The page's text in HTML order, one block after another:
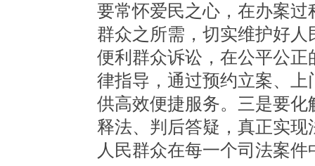
要常怀爱民之心，在办案
群众之所需，切实维护好
便利群众诉讼，在公平公
律指导，通过预约立案、
供高效便捷服务。三是要
释法、判后答疑，真正实
人民群众在每一个司法案